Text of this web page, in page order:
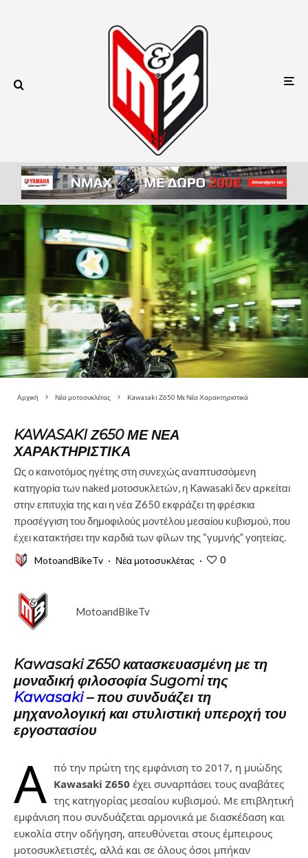
Αρχική Νέα μοτοσυκλέτας Kawasaki Ζ650 Με Νέα Χαρακτηριστικά
KAWASAKI Ζ650 ΜΕ ΝΈΑ
ΧΑΡΑΚΤΗΡΙΣΤΙΚΆ
Ως ο καινοτόμος ηγέτης στη συνεχώς αναπτυσσόμενη
κατηγορία των naked μοτοσυκλετών, η Kawasaki δεν αρκείται
στην επιτυχία της και η νέα Z650 εκφράζει τη φρέσκια
προσέγγιση του δημοφιλούς μοντέλου μεσαίου κυβισμού, που
έχει κατακτήσει την καρδιά των φίλων της “γυμνής” γοητείας.
MotoandBikeTv · Νέα μοτοσυκλέτας · 0
MotoandBikeTv
Kawasaki Ζ650 κατασκευασμένη με τη
μοναδική φιλοσοφία Sugomi της
Kawasaki– που συνδυάζει τη
μηχανολογική και στυλιστική υπεροχή του
εργοστασίου
Α πό την πρώτη της εμφάνιση το 2017, η μυώδης
Kawasaki Ζ650 έχει συναρπάσει τους αναβάτες
της κατηγορίας μεσαίου κυβισμού. Με επιβλητική
εμφάνιση που συνδυάζεται αρμονικά με διασκέδαση και
ευκολία στην οδήγηση, απευθύνεται στους έμπειρους
μοτοσυκλετιστές, αλλά και σε όλους όσοι μπήκαν